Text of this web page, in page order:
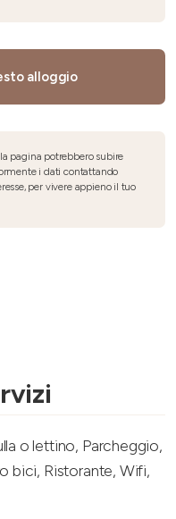
alloggio
pagina potrebbero subire
i dati contattando
per vivere appieno il tuo
o lettino, Parcheggio,
bici, Ristorante, Wifi,